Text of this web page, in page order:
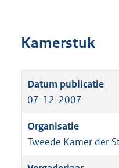
Kamerstuk
07-12-2007
Tweede Kamer der